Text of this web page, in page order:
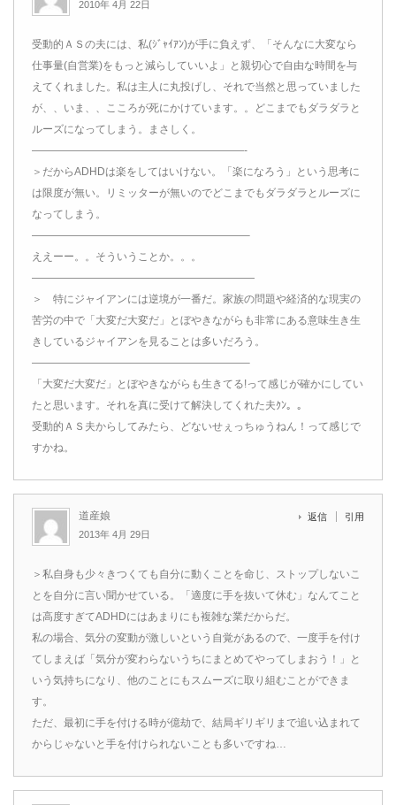
2010年 4月 22日
受動的ＡＳの夫には、私(ｼﾞｬｲｱﾝ)が手に負えず、「そんなに大変なら
仕事量(自営業)をもっと減らしていいよ」と親切心で自由な時間を与
えてくれました。私は主人に丸投げし、それで当然と思っていました
が、、いま、、こころが死にかけています。。どこまでもダラダラと
ルーズになってしまう。まさしく。
————————————————————-
＞だからADHDは楽をしてはいけない。「楽になろう」という思考に
は限度が無い。リミッターが無いのでどこまでもダラダラとルーズに
なってしまう。
————————————————————–
ええーー。。そういうことか。。。
—————————————————————
＞ 特にジャイアンには逆境が一番だ。家族の問題や経済的な現実の
苦労の中で「大変だ大変だ」とぼやきながらも非常にある意味生き生
きしているジャイアンを見ることは多いだろう。
————————————————————–
「大変だ大変だ」とぼやきながらも生きてる!って感じが確かにしてい
たと思います。それを真に受けて解決してくれた夫ｸﾝ。。
受動的ＡＳ夫からしてみたら、どないせぇっちゅうねん！って感じで
すかね。
道産娘
2013年 4月 29日
返信 引用
＞私自身も少々きつくても自分に動くことを命じ、ストップしないこ
とを自分に言い聞かせている。「適度に手を抜いて休む」なんてこと
は高度すぎてADHDにはあまりにも複雑な業だからだ。
私の場合、気分の変動が激しいという自覚があるので、一度手を付け
てしまえば「気分が変わらないうちにまとめてやってしまおう！」と
いう気持ちになり、他のことにもスムーズに取り組むことができま
す。
ただ、最初に手を付ける時が億劫で、結局ギリギリまで追い込まれて
からじゃないと手を付けられないことも多いですね…